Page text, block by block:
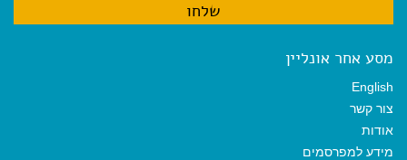
מסע אחר אונליין
English
צור קשר
אודות
מידע למפרסמים